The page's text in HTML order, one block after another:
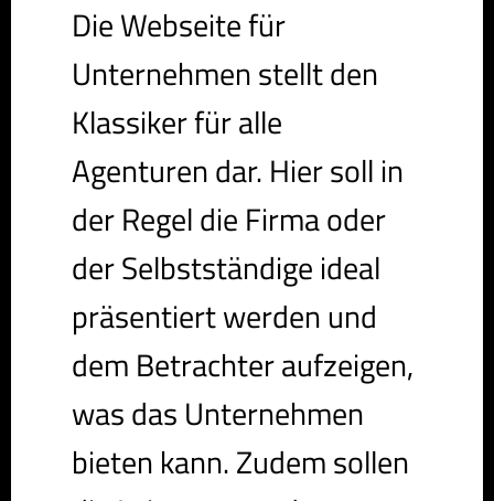
Die Webseite für
Unternehmen stellt den
Klassiker für alle
Agenturen dar. Hier soll in
der Regel die Firma oder
der Selbstständige ideal
präsentiert werden und
dem Betrachter aufzeigen,
was das Unternehmen
bieten kann. Zudem sollen